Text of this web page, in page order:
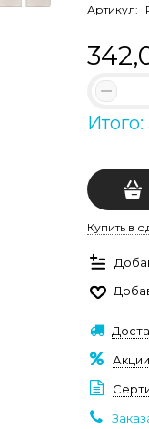
Артикул:
Купить в
Акции